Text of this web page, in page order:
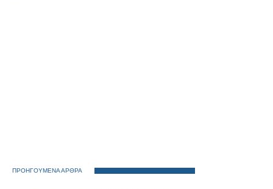
ΠΡΟΗΓΟΥΜΕΝΑ ΑΡΘΡΑ